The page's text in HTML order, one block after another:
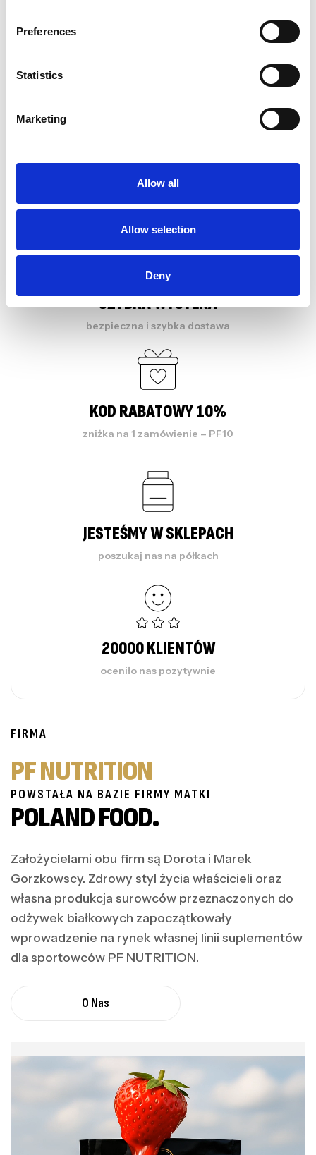
Preferences
Statistics
Marketing
Allow all
Allow selection
Deny
No products at this time.
SZYBKA WYSYŁKA
bezpieczna i szybka dostawa
KOD RABATOWY 10%
zniżka na 1 zamówienie – PF10
JESTEŚMY W SKLEPACH
poszukaj nas na półkach
20000 KLIENTÓW
oceniło nas pozytywnie
FIRMA
PF NUTRITION
POWSTAŁA NA BAZIE FIRMY MATKI
POLAND FOOD.
Założycielami obu firm są Dorota i Marek
Gorzkowscy. Zdrowy styl życia właścicieli oraz
własna produkcja surowców przeznaczonych do
odżywek białkowych zapoczątkowały
wprowadzenie na rynek własnej linii suplementów
dla sportowców PF NUTRITION.
O Nas